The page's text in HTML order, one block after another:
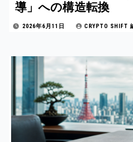
導」への構造転換
2026年6月11日 CRYPTO SHIFT